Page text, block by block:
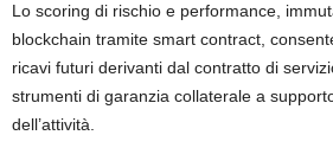
Lo scoring di rischio e performance,
blockchain tramite smart contract,
ricavi futuri derivanti dal contratto di
strumenti di garanzia collaterale a
dell’attività.